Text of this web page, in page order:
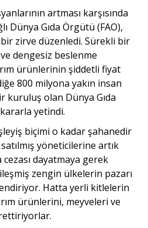
artması karşısında
Dünya Gıda Örgütü (FAO),
bir zirve düzenledi. Sürekli bir
dengesiz beslenme
ürünlerinin şiddetli fiyat
800 milyona yakın insan
kuruluş olan Dünya Gıda
yetindi.
biçimi o kadar şahanedir
yöneticilerine artık
dayatmaya gerek
zengin ülkelerin pazarı
Hatta yerli kitlelerin
ürünlerini, meyveleri ve